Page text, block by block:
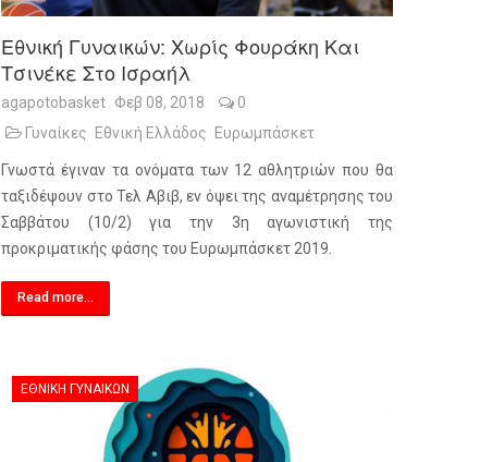
Εθνική Γυναικών: Χωρίς Φουράκη Και
Τσινέκε Στο Ισραήλ
agapotobasket Φεβ 08, 2018
0
Γυναίκες
Εθνική Ελλάδος Ευρωμπάσκετ
Γνωστά έγιναν τα ονόματα των 12 αθλητριών που θα
ταξιδέψουν στο Τελ Αβιβ, εν όψει της αναμέτρησης του
Σαββάτου (10/2) για την 3η αγωνιστική της
προκριματικής φάσης του Ευρωμπάσκετ 2019.
Read more...
ΕΘΝΙΚΉ ΓΥΝΑΙΚΏΝ